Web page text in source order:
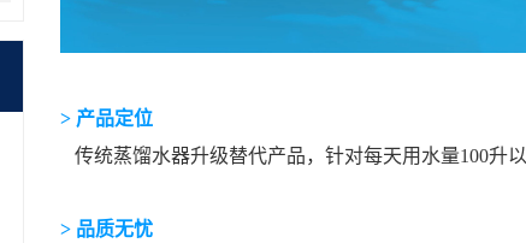
> 产品定位
传统蒸馏水器升级替代产品，针对每天用水量100升
> 品质无忧